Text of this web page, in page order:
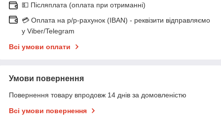
💵 Післяплата (оплата при отриманні)
💳 Оплата на р/р-рахунок (IBAN) - реквізити відправляємо
у Viber/Telegram
Всі умови оплати
Умови повернення
Повернення товару впродовж 14 днів за домовленістю
Всі умови повернення